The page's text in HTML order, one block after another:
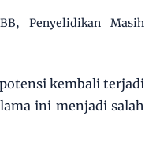
Penyelidikan Masih
kembali terjadi
ini menjadi salah